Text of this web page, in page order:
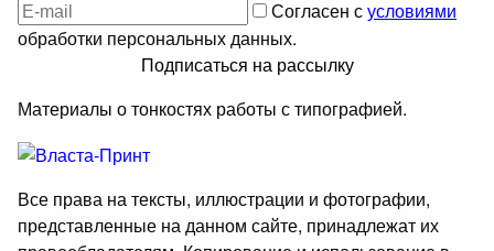
Согласен сусловиями
обработки персональных данных.
Подписаться на рассылку
Материалы о тонкостях работы с типографией.
Все права на тексты, иллюстрации и фотографии,
представленные на данном сайте, принадлежат их